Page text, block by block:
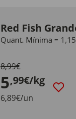
Red Fish
Quant. Mínima =
8,99€
5,99€/kg
6,89€/un